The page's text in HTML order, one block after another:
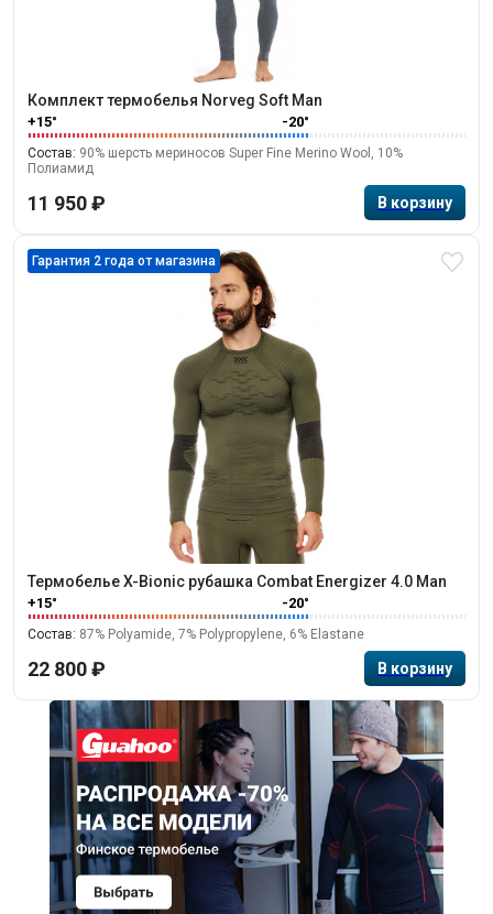
Комплект термобелья Norveg Soft Man
+15° -20°
Состав: 90% шерсть мериносов Super Fine Merino Wool, 10%
Полиамид
11 950 ₽
Гарантия 2 года от магазина
Термобелье X-Bionic рубашка Combat Energizer 4.0 Man
+15° -20°
Состав: 87% Polyamide, 7% Polypropylene, 6% Elastane
22 800 ₽